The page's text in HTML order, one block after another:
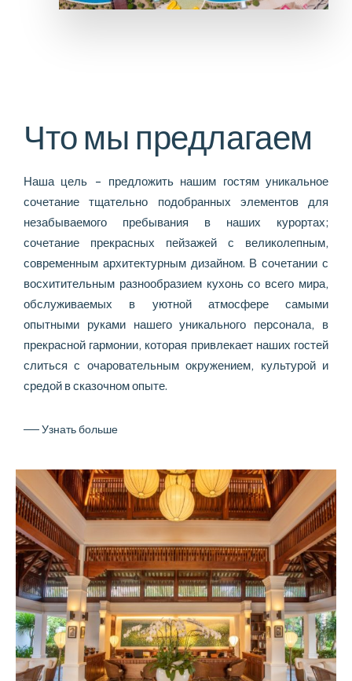
Что мы предлагаем
Наша цель - предложить нашим гостям уникальное
сочетание тщательно подобранных элементов для
незабываемого пребывания в наших курортах;
сочетание прекрасных пейзажей с великолепным,
современным архитектурным дизайном. В сочетании с
восхитительным разнообразием кухонь со всего мира,
обслуживаемых в уютной атмосфере самыми
опытными руками нашего уникального персонала, в
прекрасной гармонии, которая привлекает наших гостей
слиться с очаровательным окружением, культурой и
средой в сказочном опыте.
──Узнатьбольше